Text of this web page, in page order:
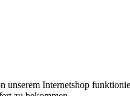
unserem Internetshop